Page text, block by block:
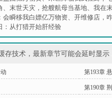
、 末世天灾，抢艘航母当基地、 我在
会瞬移我白嫖亿万物资、 开维修店，
：从打猎开始肝经验
技术，最新章节可能会延时显示
第193章
第190章